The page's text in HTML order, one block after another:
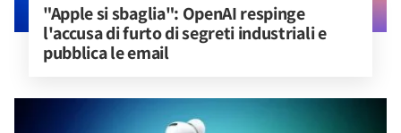
"Apple si sbaglia": OpenAI respinge
l'accusa di furto di segreti industriali e
pubblica le email